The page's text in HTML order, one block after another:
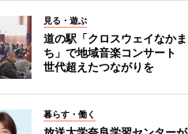
見る・遊ぶ
道の駅「クロスウェイなかま
ち」で地域音楽コンサート
世代超えたつながりを
暮らす・働く